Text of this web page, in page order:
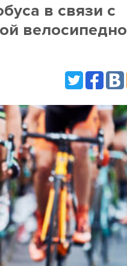
в связи с